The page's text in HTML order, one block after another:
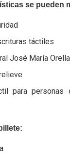
se pueden
táctiles
José María
para personas